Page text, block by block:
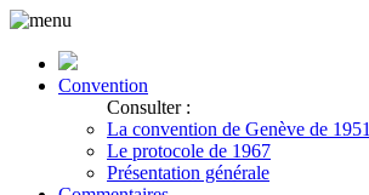
Convention
Consulter :
La convention de Genève de 1951
Le protocole de 1967
Présentation générale